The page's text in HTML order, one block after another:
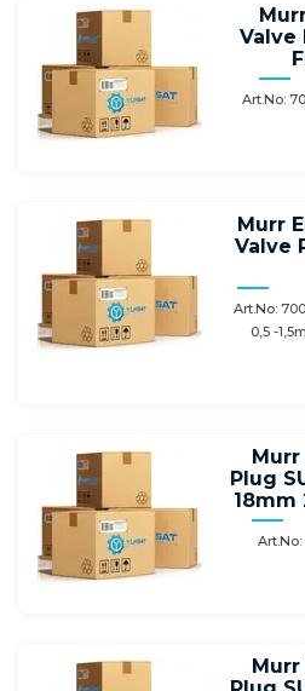
Valve
Art.No:
Murr
Valve
Art.No:
0,5 -
Plug
18mm
Art.No: